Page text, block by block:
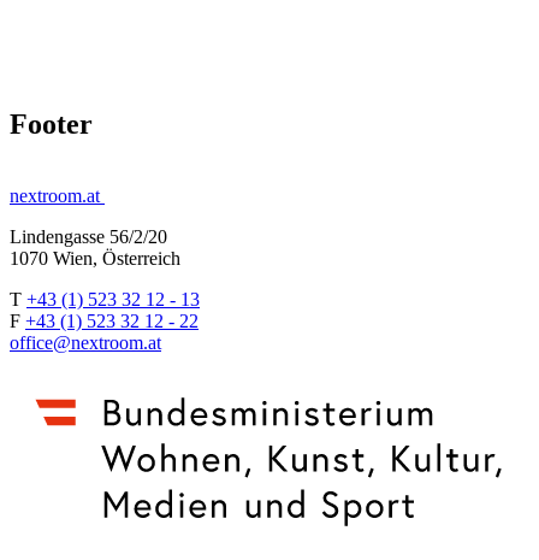
Footer
nextroom.at
Lindengasse 56/2/20
1070 Wien, Österreich
T +43 (1) 523 32 12 - 13
F +43 (1) 523 32 12 - 22
office@nextroom.at